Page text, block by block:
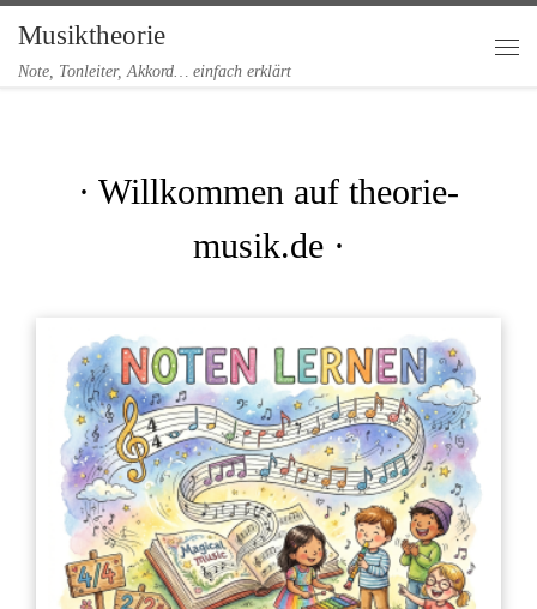
Zum Inhalt springen
Musiktheorie
Note, Tonleiter, Akkord… einfach erklärt
· Willkommen auf theorie-
musik.de ·